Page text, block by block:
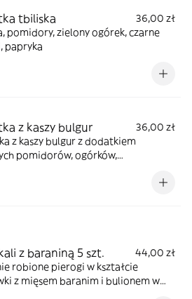
tbiliska
36,00 zł
pomidory, zielony ogórek, czarne
papryka
z kaszy bulgur
36,00 zł
z kaszy bulgur z dodatkiem
pomidorów, ogórków,
z baraniną 5 szt.
44,00 zł
robione pierogi w kształcie
z mięsem baranim i bulionem w